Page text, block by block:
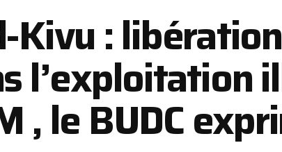
Kivu :
l’exploitation
, le BUDC